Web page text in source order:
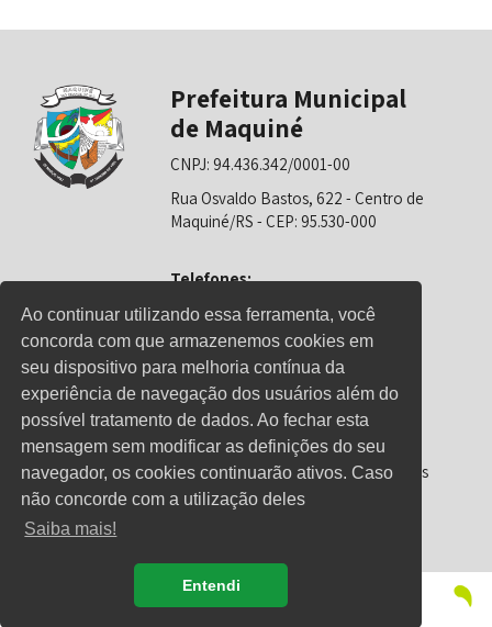
Ao continuar utilizando essa ferramenta, você
concorda com que armazenemos cookies em
seu dispositivo para melhoria contínua da
experiência de navegação dos usuários além do
possível tratamento de dados. Ao fechar esta
mensagem sem modificar as definições do seu
navegador, os cookies continuarão ativos. Caso
não concorde com a utilização deles
Saiba mais!
Entendi
Prefeitura Municipal
de Maquiné
CNPJ: 94.436.342/0001-00
Rua Osvaldo Bastos, 622 - Centro de
Maquiné/RS - CEP: 95.530-000
Telefones:
0800-6281325 (Prefeitura)
0800-6281326 (Educação)
0800-6281139 (Saúde)
Horário de Atendimento
Segunda-feira a sexta-feira: 08h00 às
12h00 e 13h00 às 17h00
© Copyright 2021 - Direitos reservados à Prefeitura de